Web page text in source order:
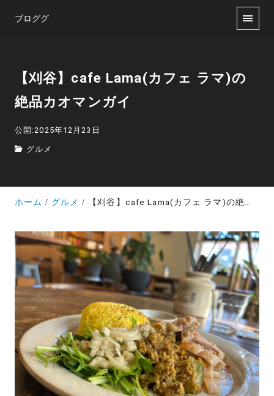
ブロググ
【刈谷】cafe Lama(カフェ ラマ)の
絶品カオマンガイ
公開:2025年12月23日
グルメ
ホーム グルメ 【刈谷】cafe Lama(カフェ ラマ)の絶品カオマンガイ